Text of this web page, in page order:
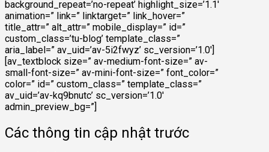
background_repeat=’no-repeat’ highlight_size=’1.1′
animation=” link=” linktarget=” link_hover=”
title_attr=” alt_attr=” mobile_display=” id=”
custom_class=’tu-blog’ template_class=”
aria_label=” av_uid=’av-5i2fwyz’ sc_version=’1.0′]
[av_textblock size=” av-medium-font-size=” av-
small-font-size=” av-mini-font-size=” font_color=”
color=” id=” custom_class=” template_class=”
av_uid=’av-kq9bnutc’ sc_version=’1.0′
admin_preview_bg=”]
Các thông tin cập nhật trước